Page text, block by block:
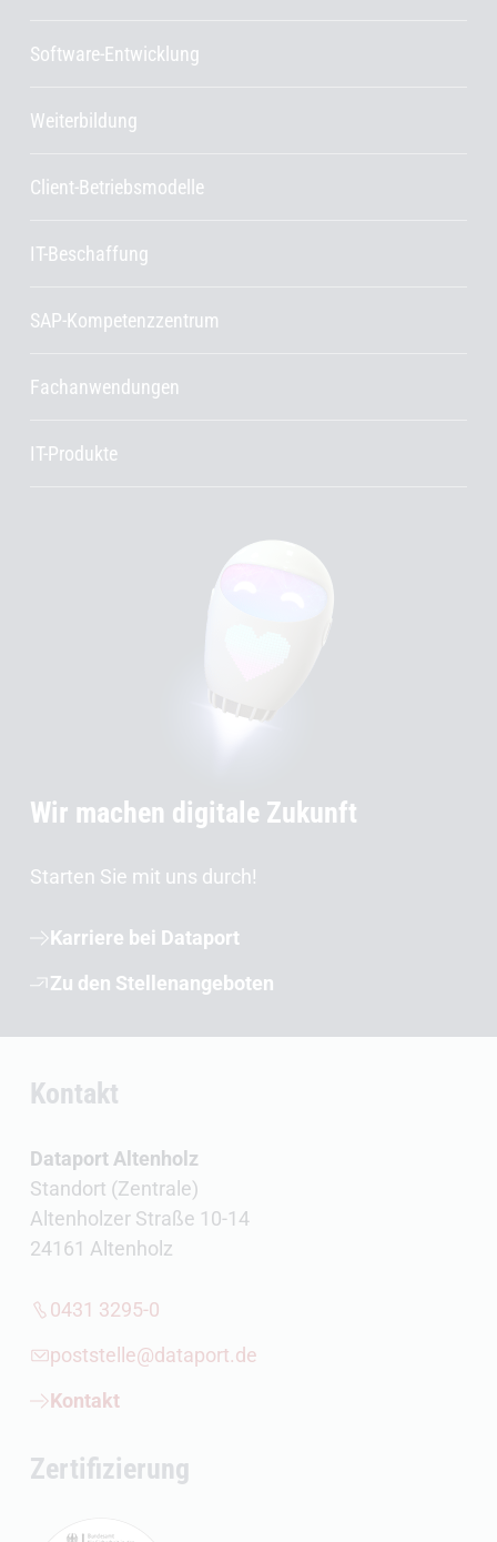
Software-Entwicklung
Weiterbildung
Client-Betriebsmodelle
IT-Beschaffung
SAP-Kompetenzzentrum
Fachanwendungen
IT-Produkte
Wir machen digitale Zukunft
Starten Sie mit uns durch!
Karriere bei Dataport
Zu den Stellenangeboten
Kontakt
Dataport Altenholz
Standort (Zentrale)
Altenholzer Straße 10-14
24161 Altenholz
0431 3295-0
poststelle@dataport.de
Kontakt
Zertifizierung